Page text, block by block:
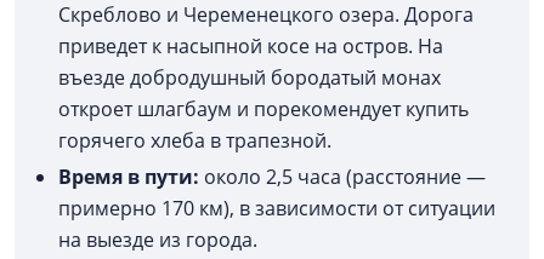
Скреблово и Череменецкого озера. Дорога
приведет к насыпной косе на остров. На
въезде добродушный бородатый монах
откроет шлагбаум и порекомендует купить
горячего хлеба в трапезной.
Время в пути: около 2,5 часа (расстояние —
примерно 170 км), в зависимости от ситуации
на выезде из города.